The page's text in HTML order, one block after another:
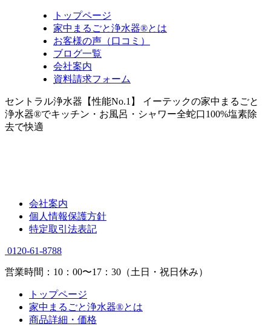
トップページ
家中まるごと浄水器®とは
お客様の声（口コミ）
ブログ一覧
会社案内
資料請求フォーム
セントラル浄水器【性能No.1】 イーテックの家中まるごと
浄水器®でキッチン・お風呂・シャワー全蛇口100%塩素除
去で快適
会社案内
個人情報保護方針
特定取引法表記
0120-61-8788
営業時間：10：00〜17：30（土日・祝日休み）
トップページ
家中まるごと浄水器®とは
商品詳細・価格